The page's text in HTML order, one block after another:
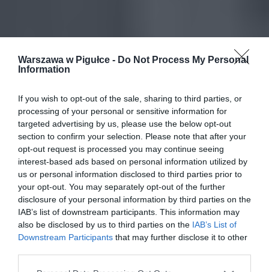
Warszawa w Pigułce - Do Not Process My Personal
Information
If you wish to opt-out of the sale, sharing to third parties, or
processing of your personal or sensitive information for
targeted advertising by us, please use the below opt-out
section to confirm your selection. Please note that after your
opt-out request is processed you may continue seeing
interest-based ads based on personal information utilized by
us or personal information disclosed to third parties prior to
your opt-out. You may separately opt-out of the further
disclosure of your personal information by third parties on the
IAB’s list of downstream participants. This information may
also be disclosed by us to third parties on the IAB’s List of
Downstream Participants that may further disclose it to other